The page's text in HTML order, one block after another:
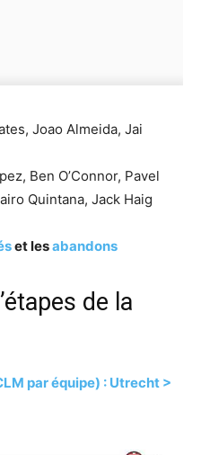
Joao Almeida, Jai
Ben O’Connor, Pavel
Quintana, Jack Haig
et lesabandons
de la
par équipe) : Utrecht >